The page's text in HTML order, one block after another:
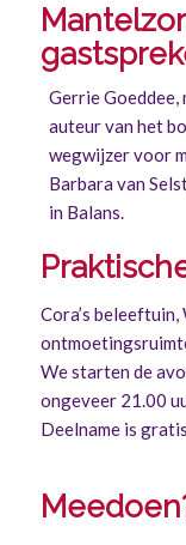
Gerrie Goeddee,
auteur van het
wegwijzer voor
Barbara van
in Balans.
Cora’s
We starten de
ongeveer 21.00
Deelname is